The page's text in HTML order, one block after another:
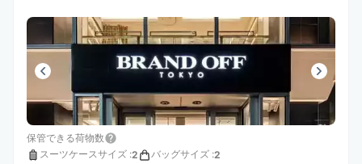
保管できる荷物数
スーツケースサイズ :2 バッグサイズ :2